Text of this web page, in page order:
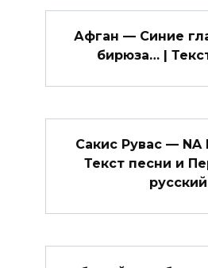
Афган — Синие
бирюза… |
Сакис Рувас — NA
Текст песни и
русский